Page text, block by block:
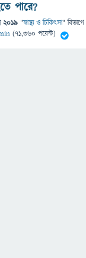
পারে?
2019 "স্বাস্থ্য ও চিকিৎসা" বিভাগে
(71,360 পয়েন্ট)